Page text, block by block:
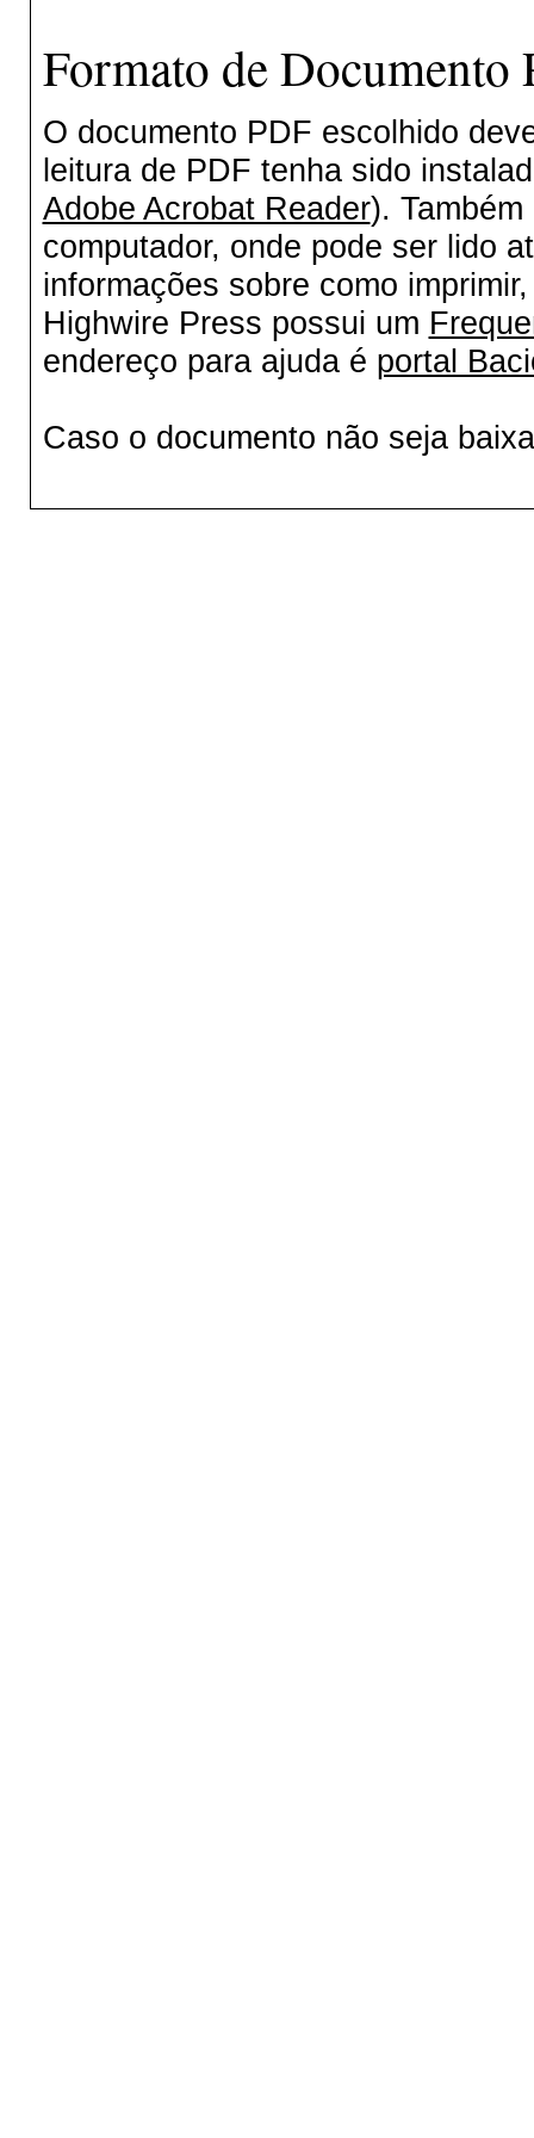
Formato de
O documento PDF escolhido
leitura de PDF tenha sido
Adobe Acrobat Reader).
computador, onde pode ser lido
informações sobre como
Highwire Press possui um
endereço para ajuda é portal
Caso o documento não seja